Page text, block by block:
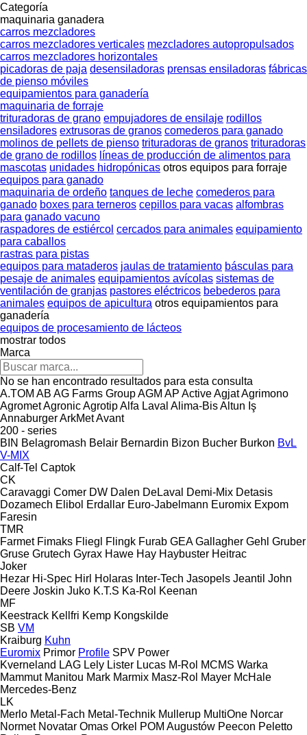
Categoría
maquinaria ganadera
carros mezcladores
carros mezcladores verticales mezcladores autopropulsados
carros mezcladores horizontales
picadoras de paja desensiladoras prensas ensiladoras fábricas
de pienso móviles
equipamientos para ganadería
maquinaria de forraje
trituradoras de grano empujadores de ensilaje rodillos
ensiladores extrusoras de granos comederos para ganado
molinos de pellets de pienso trituradoras de granos trituradoras
de grano de rodillos líneas de producción de alimentos para
mascotas unidades hidropónicas otros equipos para forraje
equipos para ganado
maquinaria de ordeño tanques de leche comederos para
ganado boxes para terneros cepillos para vacas alfombras
para ganado vacuno
raspadores de estiércol cercados para animales equipamiento
para caballos
rastras para pistas
equipos para mataderos jaulas de tratamiento básculas para
pesaje de animales equipamientos avícolas sistemas de
ventilación de granjas pastores eléctricos bebederos para
animales equipos de apicultura otros equipamientos para
ganadería
equipos de procesamiento de lácteos
mostrar todos
Marca
No se han encontrado resultados para esta consulta
A.TOM AB AG Farms GroupAGM AP ActiveAgjatAgrimono
AgrometAgronicAgrotipAlfa Laval Alima-BisAltun Iş
AnnaburgerArkMetAvant
200 - series
BIN Belagromash Belair Bernardin Bizon Bucher Burkon BvL
V-MIX
Calf-Tel Captok
CK
Caravaggi Comer DW Dalen DeLaval Demi-Mix Detasis
Dozamech Elibol Erdallar Euro-Jabelmann Euromix Expom
Faresin
TMR
Farmet Fimaks Fliegl Flingk Furab GEA Gallagher Gehl Gruber
Gruse Grutech Gyrax Hawe Hay Haybuster Heitrac
Joker
Hezar Hi-Spec Hirl Holaras Inter-Tech Jasopels Jeantil John
Deere Joskin Juko K.T.S Ka-Rol Keenan
MF
Keestrack Kellfri Kemp Kongskilde
SB VM
Kraiburg Kuhn
Euromix Primor Profile SPV Power
Kverneland LAG Lely Lister Lucas M-Rol MCMS Warka
Mammut Manitou Mark Marmix Masz-Rol Mayer McHale
Mercedes-Benz
LK
Merlo Metal-Fach Metal-Technik Mullerup MultiOne Norcar
Normet Novatar Omas Orkel POM Augustów Peecon Peletto